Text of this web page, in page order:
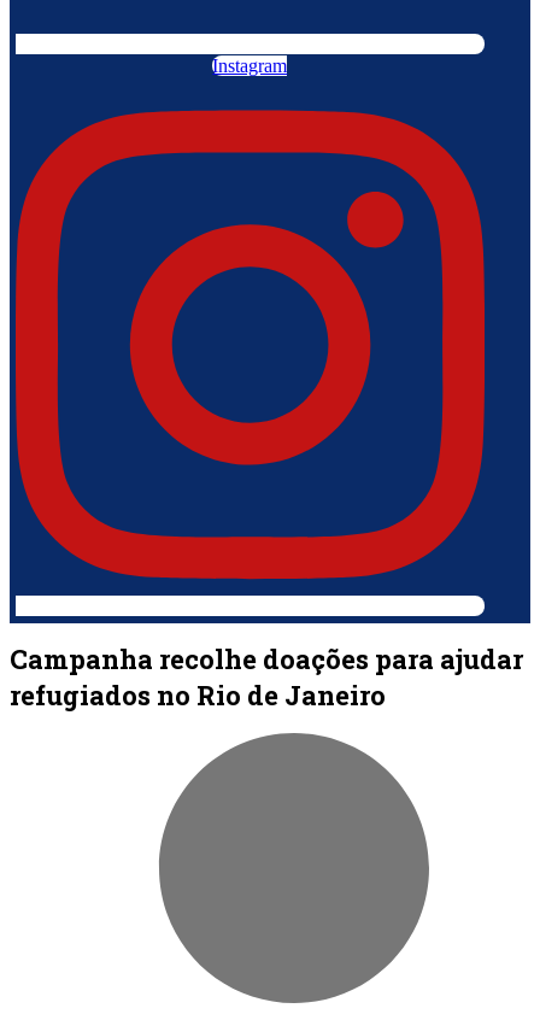
Instagram
Campanha recolhe doações para ajudar
refugiados no Rio de Janeiro